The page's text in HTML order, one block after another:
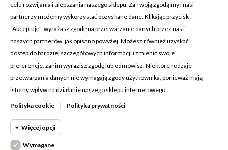
KONTAKT Z NAMI
Adres:
Cosmetic4car
Budzisz 73A
39-200 Dębica
Dominik:
Klaudia: +48 730634730
MOJE KONTO
celu rozwijania i ulepszania naszego sklepu. Za Twoją zgodą my i nasi
partnerzy możemy wykorzystać pozyskane dane. Klikając przycisk
"Akceptuję", wyrażasz zgodę na przetwarzanie danych przez nas i
naszych partnerów, jak opisano powyżej. Możesz również uzyskać
dostęp do bardziej szczegółowych informacji i zmienić swoje
preferencje, zanim wyrazisz zgodę lub odmówisz. Niektóre rodzaje
przetwarzania danych nie wymagają zgody użytkownika, ponieważ mają
istotny wpływ na działanie naszego sklepu internetowego.
Polityka cookie | Polityka prywatności
Więcej opcji
Wymagane